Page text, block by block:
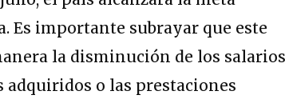
importante subrayar que este
la disminución de los salarios
o las prestaciones